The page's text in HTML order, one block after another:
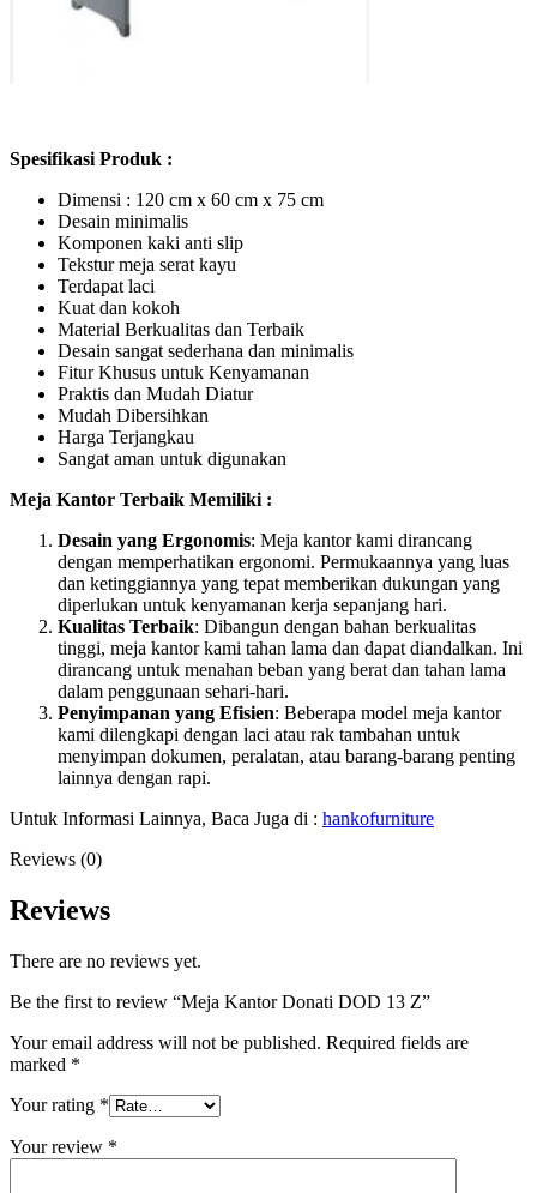
Spesifikasi Produk :
Dimensi : 120 cm x 60 cm x 75 cm
Desain minimalis
Komponen kaki anti slip
Tekstur meja serat kayu
Terdapat laci
Kuat dan kokoh
Material Berkualitas dan Terbaik
Desain sangat sederhana dan minimalis
Fitur Khusus untuk Kenyamanan
Praktis dan Mudah Diatur
Mudah Dibersihkan
Harga Terjangkau
Sangat aman untuk digunakan
Meja Kantor Terbaik Memiliki :
Desain yang Ergonomis: Meja kantor kami dirancang
dengan memperhatikan ergonomi. Permukaannya yang luas
dan ketinggiannya yang tepat memberikan dukungan yang
diperlukan untuk kenyamanan kerja sepanjang hari.
Kualitas Terbaik: Dibangun dengan bahan berkualitas
tinggi, meja kantor kami tahan lama dan dapat diandalkan. Ini
dirancang untuk menahan beban yang berat dan tahan lama
dalam penggunaan sehari-hari.
Penyimpanan yang Efisien: Beberapa model meja kantor
kami dilengkapi dengan laci atau rak tambahan untuk
menyimpan dokumen, peralatan, atau barang-barang penting
lainnya dengan rapi.
Untuk Informasi Lainnya, Baca Juga di : hankofurniture
Reviews (0)
Reviews
There are no reviews yet.
Be the first to review “Meja Kantor Donati DOD 13 Z”
Your email address will not be published. Required fields are
marked *
Your rating *
Your review *